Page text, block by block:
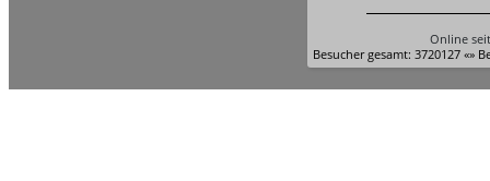
Online
Besucher gesamt: 3720127 «»